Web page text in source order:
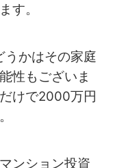
す。
かはその家庭
性もございま
けで2000万円
ンション投資